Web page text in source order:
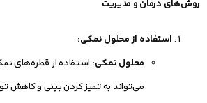
روش‌های درمان و مدیریت
استفاده از محلول نمکی:
محلول نمکی: استفاده از قطره‌های
می‌تواند به تمیز کردن بینی و کاهش